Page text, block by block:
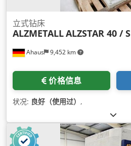
Ahaus 9,452 km
立式钻床
ALZMETALLALZSTAR 40 / S
价格信息
状况: 良好（使用过） ,